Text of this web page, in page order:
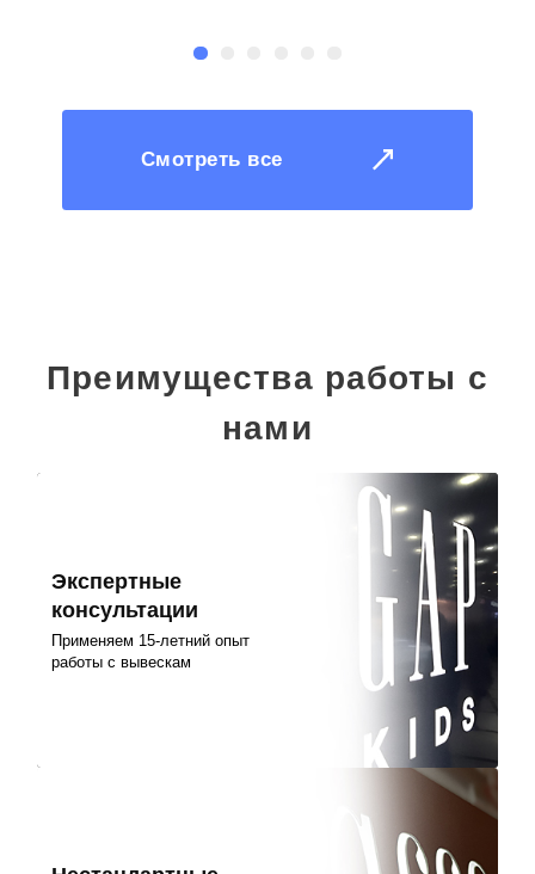
Смотреть все
Преимущества работы с
нами
Экспертные
консультации
Применяем 15-летний опыт
работы с вывескам